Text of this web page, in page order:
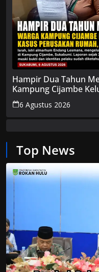
Hampir Dua Tahun
Kampung Cijambe
Penanganan Kasus
Pelaku Berdiam Diri
6 Agustus 2026
Top News